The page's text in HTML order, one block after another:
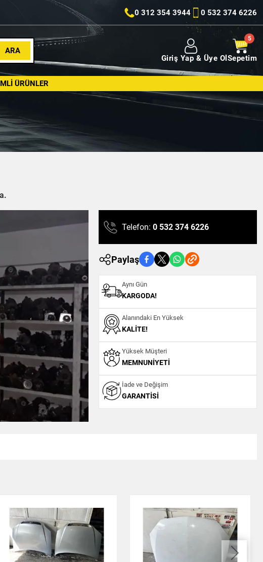
0 312 354 3944 0 532 374 6226
ARA
Giriş Yap & Üye Ol Sepetim
ÜRÜNLER
Telefon: 0 532 374 6226
Paylaş
Aynı Gün
KARGODA!
Alanındaki En Yüksek
KALITE!
Yüksek Müşteri
MEMNUNIYETI
İade ve Değişim
GARANTISI